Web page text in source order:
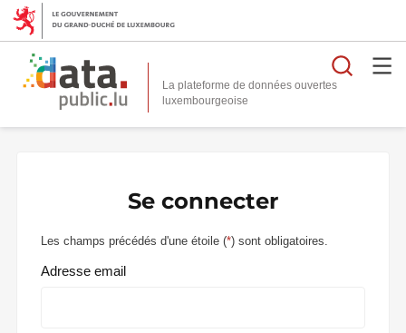
La plateforme de données ouvertes
Se connecter
Les champs précédés d'une étoile (*) sont obligatoires.
Adresse email